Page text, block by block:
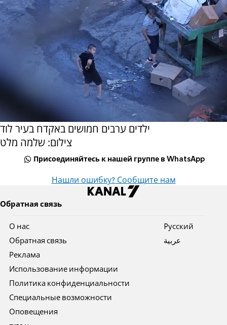
ילדים ערבים חמושים באקדח בעיר לוד
צילום: שלמה מלט
Присоединяйтесь к нашей группе в WhatsApp
Нашли ошибку? Сообщите нам
Обратная связь
О нас
Обратная связь
Реклама
Использование информации
Политика конфиденциальности
Специальные возможности
Оповещения
Pусский
عربية